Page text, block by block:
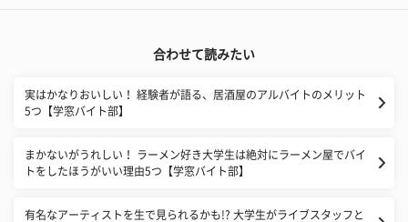
合わせて読みたい
実はかなりおいしい！ 経験者が語る、居酒屋のアルバイトのメリット
5つ【学窓バイト部】
まかないがうれしい！ ラーメン好き大学生は絶対にラーメン屋でバイ
トをしたほうがいい理由5つ【学窓バイト部】
有名なアーティストを生で見られるかも!? 大学生がライブスタッフと